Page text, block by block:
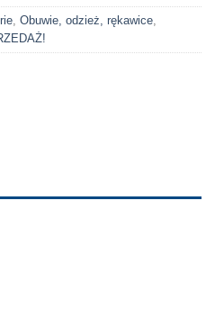
, Obuwie, odzież, rękawice,